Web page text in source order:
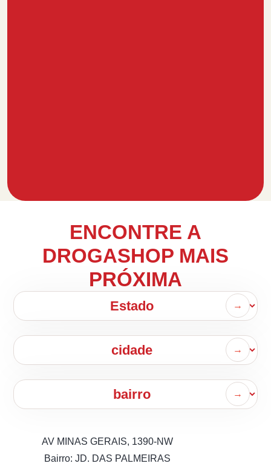
ENCONTRE A
DROGASHOP MAIS
PRÓXIMA
AV MINAS GERAIS, 1390-NW
Bairro: JD. DAS PALMEIRAS